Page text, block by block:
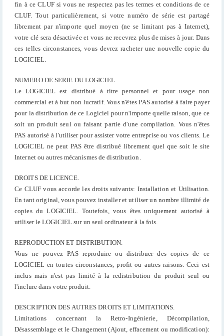
fin à ce CLUF si vous ne respectez pas les termes et conditions de ce
CLUF. Tout particulièrement, si votre numéro de série est partagé
librement par n'importe quel moyen (ne se limitant pas à Internet),
votre clé sera désactivée et vous ne recevrez plus de mises à jour. Dans
ces telles circonstances, vous devrez racheter une nouvelle copie du
LOGICIEL.
NUMERO DE SERIE DU LOGICIEL.
Le LOGICIEL est distribué à titre personnel et pour usage non
commercial et à but non lucratif. Vous n'êtes PAS autorisé à faire payer
pour la distribution de ce Logiciel pour n'importe quelle raison, que ce
soit un produit seul ou faisant partie d'une compilation. Vous n'êtes
PAS autorisé à l'utiliser pour assister votre entreprise ou vos clients. Le
LOGICIEL ne peut PAS être distribué librement quel que soit le site
Internet ou autres mécanismes de distribution.
DROITS DE LICENCE.
Ce CLUF vous accorde les droits suivants: Installation et Utilisation.
En tant original, vous pouvez installer et utiliser un nombre illimité de
copies du LOGICIEL. Toutefois, vous êtes uniquement autorisé à
utiliser le LOGICIEL sur un seul ordinateur à la fois.
REPRODUCTION ET DISTRIBUTION.
Vous ne pouvez PAS reproduire ou distribuer des copies de ce
LOGICIEL en toutes circonstances, profit ou autres raisons. Ceci est
inclus mais n'est pas limité à la redistribution du produit seul ou
l'inclure dans votre produit.
DESCRIPTION DES AUTRES DROITS ET LIMITATIONS.
Limitations concernant la Retro-Ingénierie, Décompilation,
Désassemblage et le Changement (Ajout, effacement ou modification):